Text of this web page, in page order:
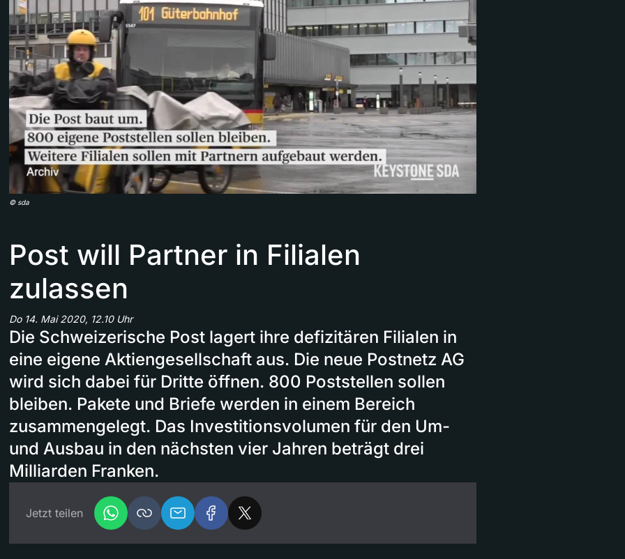
© sda
Post will Partner in Filialen
zulassen
Do 14. Mai 2020, 12.10 Uhr
Die Schweizerische Post lagert ihre defizitären Filialen in
eine eigene Aktiengesellschaft aus. Die neue Postnetz AG
wird sich dabei für Dritte öffnen. 800 Poststellen sollen
bleiben. Pakete und Briefe werden in einem Bereich
zusammengelegt. Das Investitionsvolumen für den Um-
und Ausbau in den nächsten vier Jahren beträgt drei
Milliarden Franken.
Jetzt teilen